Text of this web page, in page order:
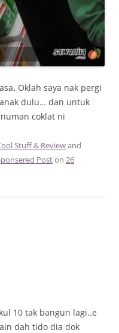
. Oklah saya nak pergi
dulu… dan untuk
coklat ni
Stuff & Reviewand
Poston 26
10 tak bangun lagi..e
dah tido dia dok